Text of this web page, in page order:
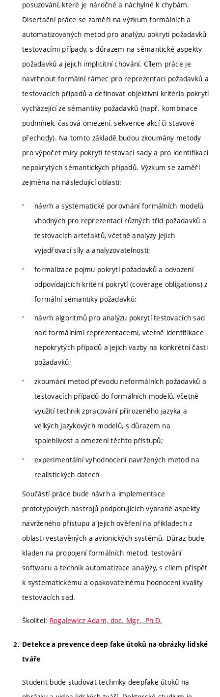
posuzování, které je náročné a náchylné k chybám.
Disertační práce se zaměří na výzkum formálních a
automatizovaných metod pro analýzu pokrytí požadavků
testovacími případy, s důrazem na sémantické aspekty
požadavků a jejich implicitní chování. Cílem práce je
navrhnout formální rámec pro reprezentaci požadavků a
testovacích případů a definovat objektivní kritéria pokrytí
vycházející ze sémantiky požadavků (např. kombinace
podmínek, časová omezení, sekvence akcí či stavové
přechody). Na tomto základě budou zkoumány metody
pro výpočet míry pokrytí testovací sady a pro identifikaci
nepokrytých sémantických případů. Výzkum se zaměří
zejména na následující oblasti:
návrh a systematické porovnání formálních modelů
vhodných pro reprezentaci různých tříd požadavků a
testovacích artefaktů, včetně analýzy jejich
vyjadřovací síly a analyzovatelnosti;
formalizace pojmu pokrytí požadavků a odvození
odpovídajících kritérií pokrytí (coverage obligations) z
formální sémantiky požadavků;
návrh algoritmů pro analýzu pokrytí testovacích sad
nad formálními reprezentacemi, včetně identifikace
nepokrytých případů a jejich vazby na konkrétní části
požadavků;
zkoumání metod převodu neformálních požadavků a
testovacích případů do formálních modelů, včetně
využití technik zpracování přirozeného jazyka a
velkých jazykových modelů, s důrazem na
spolehlivost a omezení těchto přístupů;
experimentální vyhodnocení navržených metod na
realistických datech
Součástí práce bude návrh a implementace
prototypových nástrojů podporujících vybrané aspekty
navrženého přístupu a jejich ověření na příkladech z
oblasti vestavěných a avionických systémů. Důraz bude
kladen na propojení formálních metod, testování
softwaru a technik automatizace analýzy, s cílem přispět
k systematickému a opakovatelnému hodnocení kvality
testovacích sad.
Školitel: Rogalewicz Adam, doc. Mgr., Ph.D.
Detekce a prevence deep fake útoků na obrázky lidské
tváře
Student bude studovat techniky deepfake útoků na